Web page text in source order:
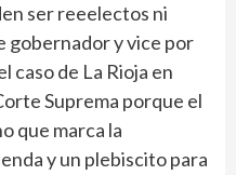
ser reeelectos ni
gobernador y vice por
caso de La Rioja en
Suprema porque el
que marca la
y un plebiscito para